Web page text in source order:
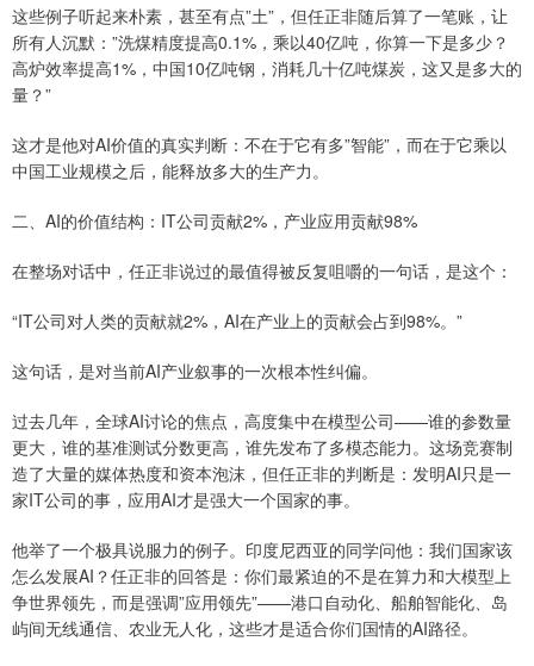
这些例子听起来朴素，甚至有点”土”，但任正非随后算了一笔账，让
所有人沉默：”洗煤精度提高0.1%，乘以40亿吨，你算一下是多少？
高炉效率提高1%，中国10亿吨钢，消耗几十亿吨煤炭，这又是多大的
量？”
这才是他对AI价值的真实判断：不在于它有多”智能”，而在于它乘以
中国工业规模之后，能释放多大的生产力。
二、AI的价值结构：IT公司贡献2%，产业应用贡献98%
在整场对话中，任正非说过的最值得被反复咀嚼的一句话，是这个：
“IT公司对人类的贡献就2%，AI在产业上的贡献会占到98%。”
这句话，是对当前AI产业叙事的一次根本性纠偏。
过去几年，全球AI讨论的焦点，高度集中在模型公司——谁的参数量
更大，谁的基准测试分数更高，谁先发布了多模态能力。这场竞赛制
造了大量的媒体热度和资本泡沫，但任正非的判断是：发明AI只是一
家IT公司的事，应用AI才是强大一个国家的事。
他举了一个极具说服力的例子。印度尼西亚的同学问他：我们国家该
怎么发展AI？任正非的回答是：你们最紧迫的不是在算力和大模型上
争世界领先，而是强调”应用领先”——港口自动化、船舶智能化、岛
屿间无线通信、农业无人化，这些才是适合你们国情的AI路径。